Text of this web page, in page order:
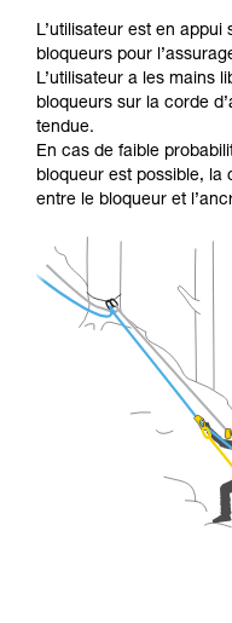
L’utilisateur est en
bloqueurs pour
L’utilisateur a les mains
bloqueurs sur la corde
tendue.
En cas de faible
bloqueur est possible, la
entre le bloqueur et